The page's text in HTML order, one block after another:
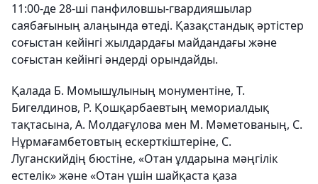
11:00-де 28-ші панфиловшы-гвардияшылар
саябағының алаңында өтеді. Қазақстандық әртістер
соғыстан кейінгі жылдардағы майдандағы және
соғыстан кейінгі әндерді орындайды.
Қалада Б. Момышұлының монументіне, Т.
Бигелдинов, Р. Қошқарбаевтың мемориалдық
тақтасына, А. Молдағұлова мен М. Мәметованың, С.
Нұрмағамбетовтың ескерткіштеріне, С.
Луганскийдің бюстіне, «Отан ұлдарына мәңгілік
естелік» және «Отан үшін шайқаста қаза